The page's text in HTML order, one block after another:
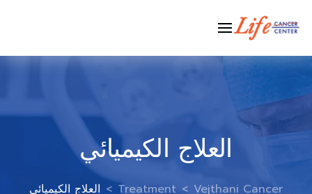
content
العلاج الكيميائي
Vejthani Cancer
>
Treatment
> العلاج الكيميائي